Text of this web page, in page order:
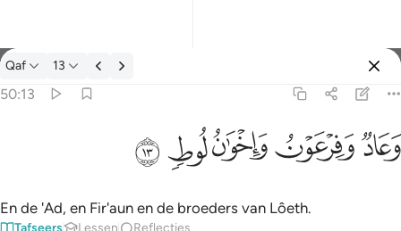
Tafseer: Qaf 50:13
Qaf 13
50:13
وَعَادٌۭ وَفِرْعَوْنُ وَإِخْوَٰنُ لُوطٍۢ ١٣
ﲳﲴﲵﲶﲷ
En de 'Ad, en Fir'aun en de broeders van Lôeth.
Tafseers Lessen Reflecties